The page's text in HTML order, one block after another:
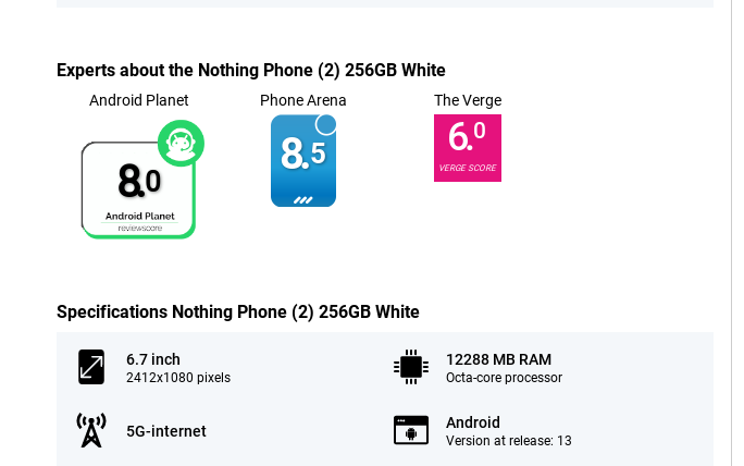
Experts about the Nothing Phone (2) 256GB White
Android Planet
8.0
Phone Arena
8.5
The Verge
6.0
VERGE SCORE
Specifications Nothing Phone (2) 256GB White
6.7 inch
2412x1080 pixels
12288 MB RAM
Octa-core processor
5G-internet Android
Version at release: 13